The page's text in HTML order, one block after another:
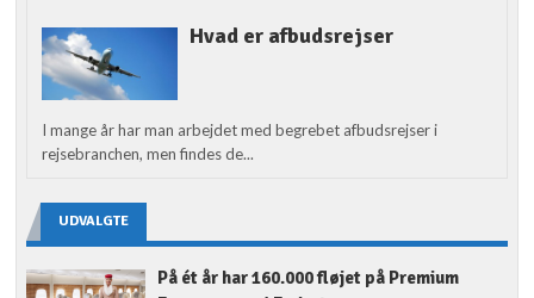
Hvad er afbudsrejser
I mange år har man arbejdet med begrebet afbudsrejser i
rejsebranchen, men findes de...
UDVALGTE
På ét år har 160.000 fløjet på Premium